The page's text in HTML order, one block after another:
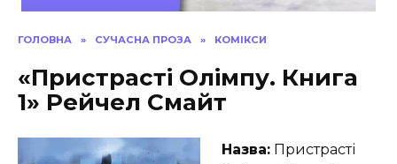
ГОЛОВНА » СУЧАСНА ПРОЗА » КОМІКСИ
«Пристрасті Олімпу. Книга
1» Рейчел Смайт
Назва: Пристрасті